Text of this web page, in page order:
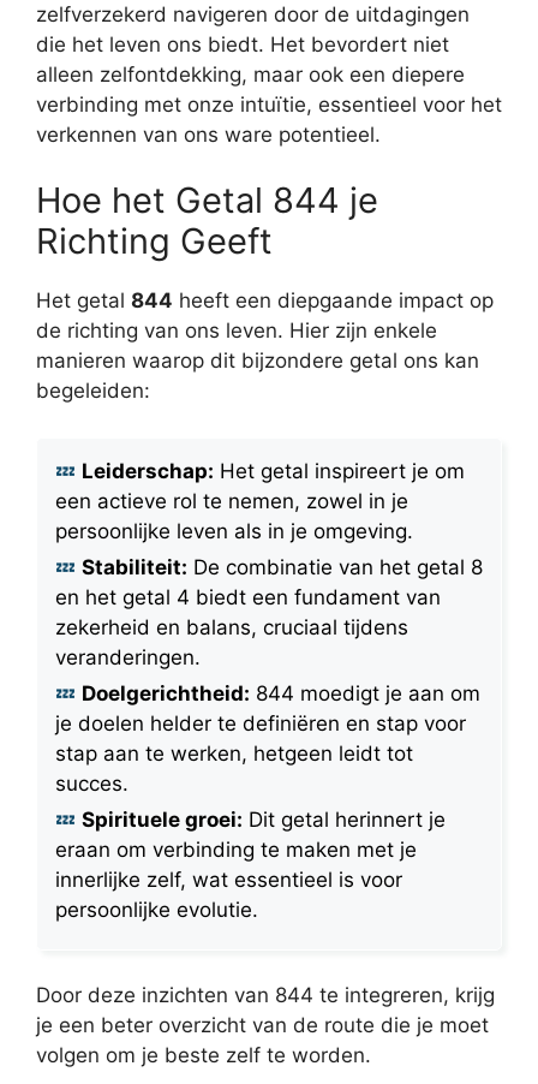
zelfverzekerd navigeren door de uitdagingen
die het leven ons biedt. Het bevordert niet
alleen zelfontdekking, maar ook een diepere
verbinding met onze intuïtie, essentieel voor het
verkennen van ons ware potentieel.
Hoe het Getal 844 je
Richting Geeft
Het getal 844 heeft een diepgaande impact op
de richting van ons leven. Hier zijn enkele
manieren waarop dit bijzondere getal ons kan
begeleiden:
Leiderschap: Het getal inspireert je om
een actieve rol te nemen, zowel in je
persoonlijke leven als in je omgeving.
Stabiliteit: De combinatie van het getal 8
en het getal 4 biedt een fundament van
zekerheid en balans, cruciaal tijdens
veranderingen.
Doelgerichtheid: 844 moedigt je aan om
je doelen helder te definiëren en stap voor
stap aan te werken, hetgeen leidt tot
succes.
Spirituele groei: Dit getal herinnert je
eraan om verbinding te maken met je
innerlijke zelf, wat essentieel is voor
persoonlijke evolutie.
Door deze inzichten van 844 te integreren, krijg
je een beter overzicht van de route die je moet
volgen om je beste zelf te worden.